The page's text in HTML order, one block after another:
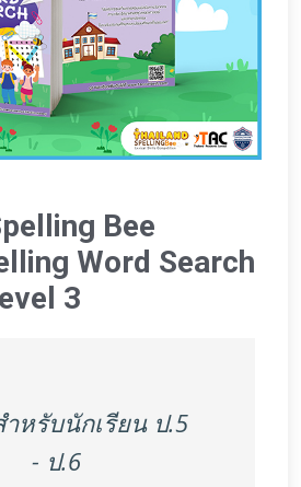
Bee
Word Search
3
ำหรับนักเรียน ป.5
- ป.6